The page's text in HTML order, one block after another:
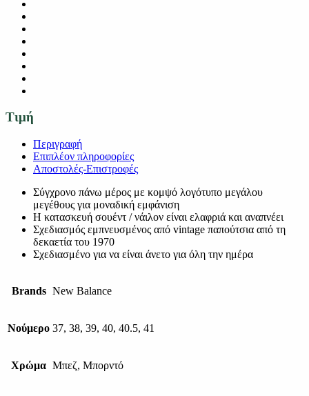
Τιμή
Περιγραφή
Επιπλέον πληροφορίες
Αποστολές-Επιστροφές
Σύγχρονο πάνω μέρος με κομψό λογότυπο μεγάλου
μεγέθους για μοναδική εμφάνιση
Η κατασκευή σουέντ / νάιλον είναι ελαφριά και αναπνέει
Σχεδιασμός εμπνευσμένος από vintage παπούτσια από τη
δεκαετία του 1970
Σχεδιασμένο για να είναι άνετο για όλη την ημέρα
Brands New Balance
Νούμερο 37, 38, 39, 40, 40.5, 41
Χρώμα Μπεζ, Μπορντό